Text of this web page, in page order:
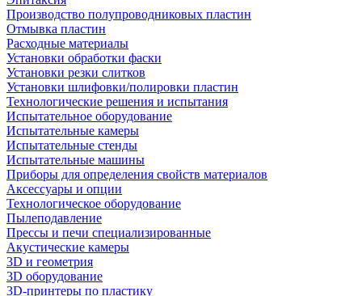
Производство полупроводниковых пластин
Отмывка пластин
Расходные материалы
Установки обработки фаски
Установки резки слитков
Установки шлифовки/полировки пластин
Технологические решения и испытания
Испытательное оборудование
Испытательные камеры
Испытательные стенды
Испытательные машины
Приборы для определения свойств материалов
Аксессуары и опции
Технологическое оборудование
Пылеподавление
Прессы и печи специализированные
Акустические камеры
3D и геометрия
3D оборудование
3D-принтеры по пластику